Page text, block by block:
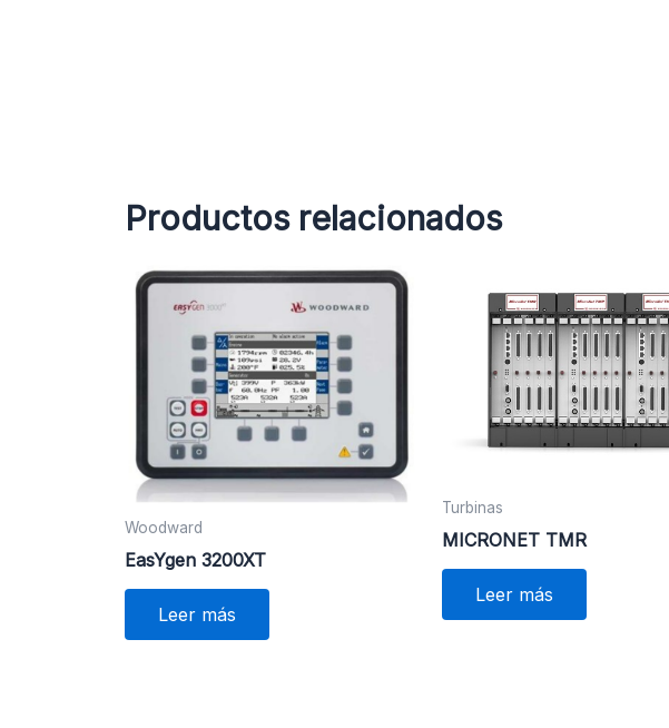
Productos relacionados
Woodward
EasYgen 3200XT
Leer más
Turbinas
MICRONET TMR
Leer más